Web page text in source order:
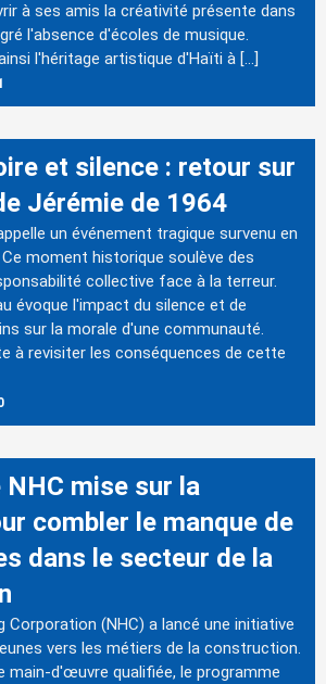
à ses amis la créativité présente dans
l'absence d'écoles de musique.
l'héritage artistique d'Haïti à […]
et silence : retour sur
Jérémie de 1964
un événement tragique survenu en
Ce moment historique soulève des
collective face à la terreur.
évoque l'impact du silence et de
sur la morale d'une communauté.
à revisiter les conséquences de cette
NHC mise sur la
combler le manque de
dans le secteur de la
Corporation (NHC) a lancé une initiative
vers les métiers de la construction.
main-d'œuvre qualifiée, le programme